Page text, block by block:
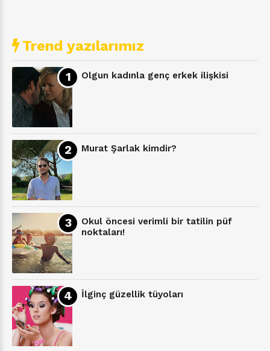
Trend yazılarımız
Olgun kadınla genç erkek ilişkisi
Murat Şarlak kimdir?
Okul öncesi verimli bir tatilin püf
noktaları!
İlginç güzellik tüyoları